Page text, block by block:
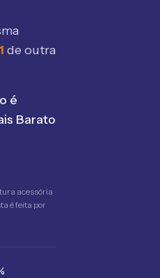
de outra
é
Barato
acessória
é feita por